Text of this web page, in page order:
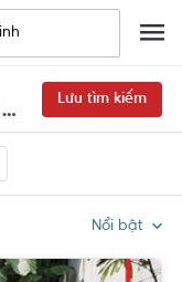
Mua bán nhà đất căn hộ Số 47, Củ Chi, Hồ Chí Minh
Lưu tìm kiếm
Nổi bật